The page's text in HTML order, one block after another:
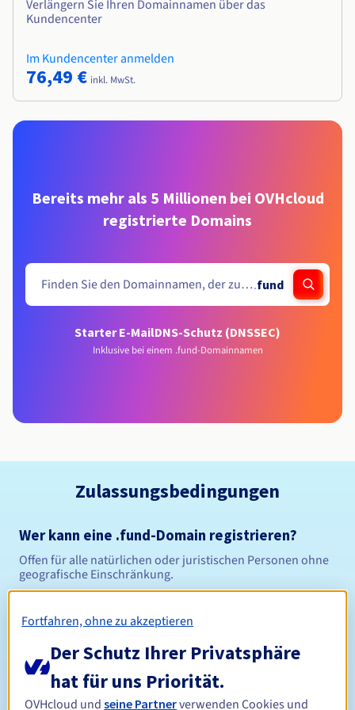
Verlängern Sie Ihren Domainnamen über das
Kundencenter
Im Kundencenter anmelden
76,49 € inkl. MwSt.
Bereits mehr als 5 Millionen bei OVHcloud
registrierte Domains
.fund
Starter E-MailDNS-Schutz (DNSSEC)
Inklusive bei einem .fund-Domainnamen
Zulassungsbedingungen
Wer kann eine .fund-Domain registrieren?
Offen für alle natürlichen oder juristischen Personen ohne
geografische Einschränkung.
Registrierungszeitraum Zwischen 1 und 10 Jahren
Fortfahren, ohne zu akzeptieren
Der Schutz Ihrer Privatsphäre
hat für uns Priorität.
OVHcloud undseine Partnerverwenden Cookies und